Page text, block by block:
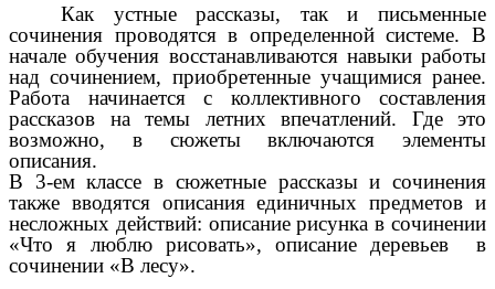
Как устные рассказы, так и письменные
сочинения проводятся в определенной системе. В
начале обучения восстанавливаются навыки работы
над сочинением, приобретенные учащимися ранее.
Работа начинается с коллективного составления
рассказов на темы летних впечатлений. Где это
возможно, в сюжеты включаются элементы
описания.
В 3-ем классе в сюжетные рассказы и сочинения
также вводятся описания единичных предметов и
несложных действий: описание рисунка в сочинении
«Что я люблю рисовать», описание деревьев в
сочинении «В лесу».